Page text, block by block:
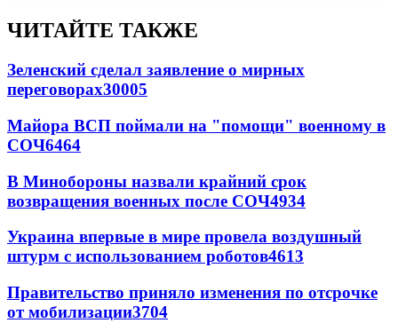
ЧИТАЙТЕ ТАКЖЕ
Зеленский сделал заявление о мирных
переговорах30005
Майора ВСП поймали на "помощи" военному в
СОЧ6464
В Минобороны назвали крайний срок
возвращения военных после СОЧ4934
Украина впервые в мире провела воздушный
штурм с использованием роботов4613
Правительство приняло изменения по отсрочке
от мобилизации3704